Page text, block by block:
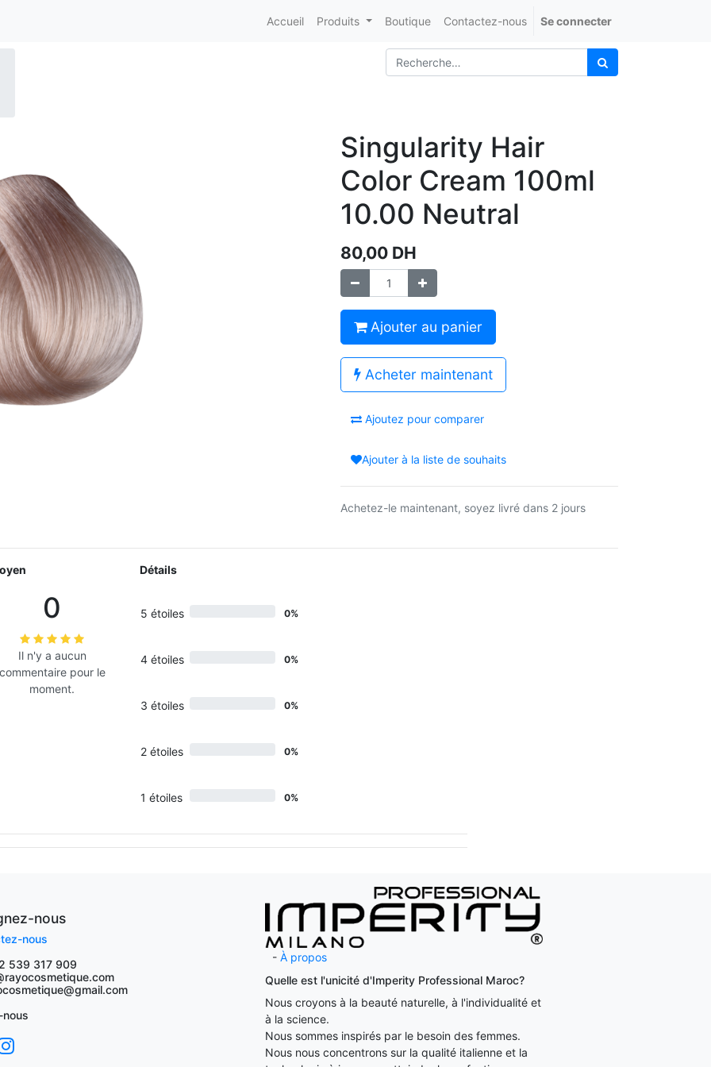
Accueil Produits Boutique Contactez-nous Se connecter
Singularity Hair
Color Cream 100ml
10.00 Neutral
80,00 DH
Ajouter au panier
Acheter maintenant
Ajoutez pour comparer
Ajouter à la liste de souhaits
Achetez-le maintenant, soyez livré dans 2 jours
0
Il n'y a aucun
pour le
moment.
Détails
5 étoiles 0%
4 étoiles 0%
3 étoiles 0%
2 étoiles 0%
1 étoiles 0%
nous
nous
539 317 909
- À propos
Quelle est l'unicité d'Imperity Professional Maroc?
Nous croyons à la beauté naturelle, à l'individualité et
à la science.
Nous sommes inspirés par le besoin des femmes.
Nous nous concentrons sur la qualité italienne et la